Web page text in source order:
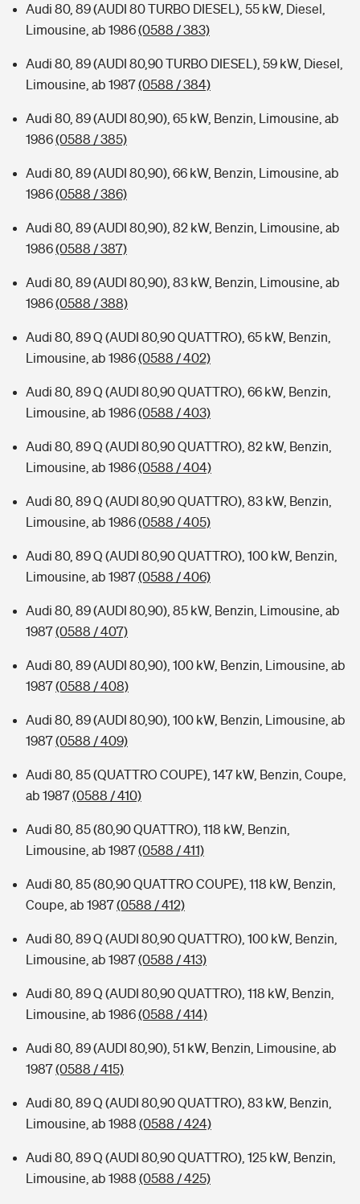
Audi 80, 89 (AUDI 80 TURBO DIESEL), 55 kW, Diesel,
Limousine, ab 1986(0588 / 383)
Audi 80, 89 (AUDI 80,90 TURBO DIESEL), 59 kW, Diesel,
Limousine, ab 1987(0588 / 384)
Audi 80, 89 (AUDI 80,90), 65 kW, Benzin, Limousine, ab
1986(0588 / 385)
Audi 80, 89 (AUDI 80,90), 66 kW, Benzin, Limousine, ab
1986(0588 / 386)
Audi 80, 89 (AUDI 80,90), 82 kW, Benzin, Limousine, ab
1986(0588 / 387)
Audi 80, 89 (AUDI 80,90), 83 kW, Benzin, Limousine, ab
1986(0588 / 388)
Audi 80, 89 Q (AUDI 80,90 QUATTRO), 65 kW, Benzin,
Limousine, ab 1986(0588 / 402)
Audi 80, 89 Q (AUDI 80,90 QUATTRO), 66 kW, Benzin,
Limousine, ab 1986(0588 / 403)
Audi 80, 89 Q (AUDI 80,90 QUATTRO), 82 kW, Benzin,
Limousine, ab 1986(0588 / 404)
Audi 80, 89 Q (AUDI 80,90 QUATTRO), 83 kW, Benzin,
Limousine, ab 1986(0588 / 405)
Audi 80, 89 Q (AUDI 80,90 QUATTRO), 100 kW, Benzin,
Limousine, ab 1987(0588 / 406)
Audi 80, 89 (AUDI 80,90), 85 kW, Benzin, Limousine, ab
1987(0588 / 407)
Audi 80, 89 (AUDI 80,90), 100 kW, Benzin, Limousine, ab
1987(0588 / 408)
Audi 80, 89 (AUDI 80,90), 100 kW, Benzin, Limousine, ab
1987(0588 / 409)
Audi 80, 85 (QUATTRO COUPE), 147 kW, Benzin, Coupe,
ab 1987(0588 / 410)
Audi 80, 85 (80,90 QUATTRO), 118 kW, Benzin,
Limousine, ab 1987(0588 / 411)
Audi 80, 85 (80,90 QUATTRO COUPE), 118 kW, Benzin,
Coupe, ab 1987(0588 / 412)
Audi 80, 89 Q (AUDI 80,90 QUATTRO), 100 kW, Benzin,
Limousine, ab 1987(0588 / 413)
Audi 80, 89 Q (AUDI 80,90 QUATTRO), 118 kW, Benzin,
Limousine, ab 1986(0588 / 414)
Audi 80, 89 (AUDI 80,90), 51 kW, Benzin, Limousine, ab
1987(0588 / 415)
Audi 80, 89 Q (AUDI 80,90 QUATTRO), 83 kW, Benzin,
Limousine, ab 1988 (0588 / 424)
Audi 80, 89 Q (AUDI 80,90 QUATTRO), 125 kW, Benzin,
Limousine, ab 1988 (0588 / 425)